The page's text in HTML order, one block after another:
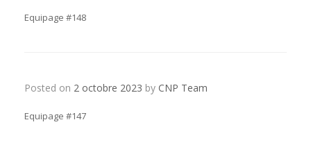
Equipage #148
Posted on 2 octobre 2023 by CNP Team
Equipage #147